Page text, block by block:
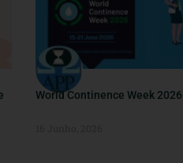
World Continence Week 2026